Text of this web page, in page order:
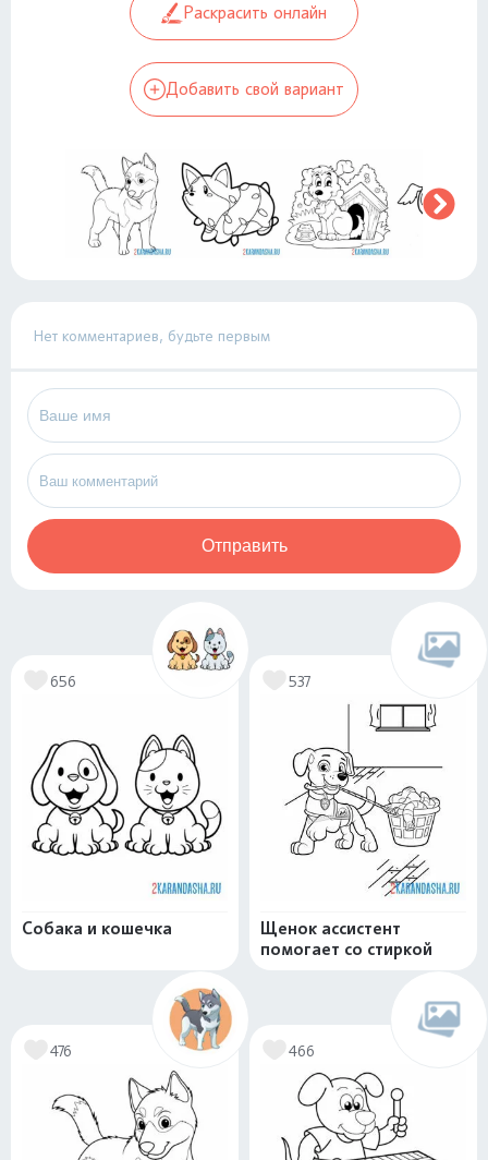
Раскрасить онлайн
Добавить свой вариант
Нет комментариев, будьте первым
Отправить
656
Собака и кошечка
537
Щенок ассистент
помогает со стиркой
476 466